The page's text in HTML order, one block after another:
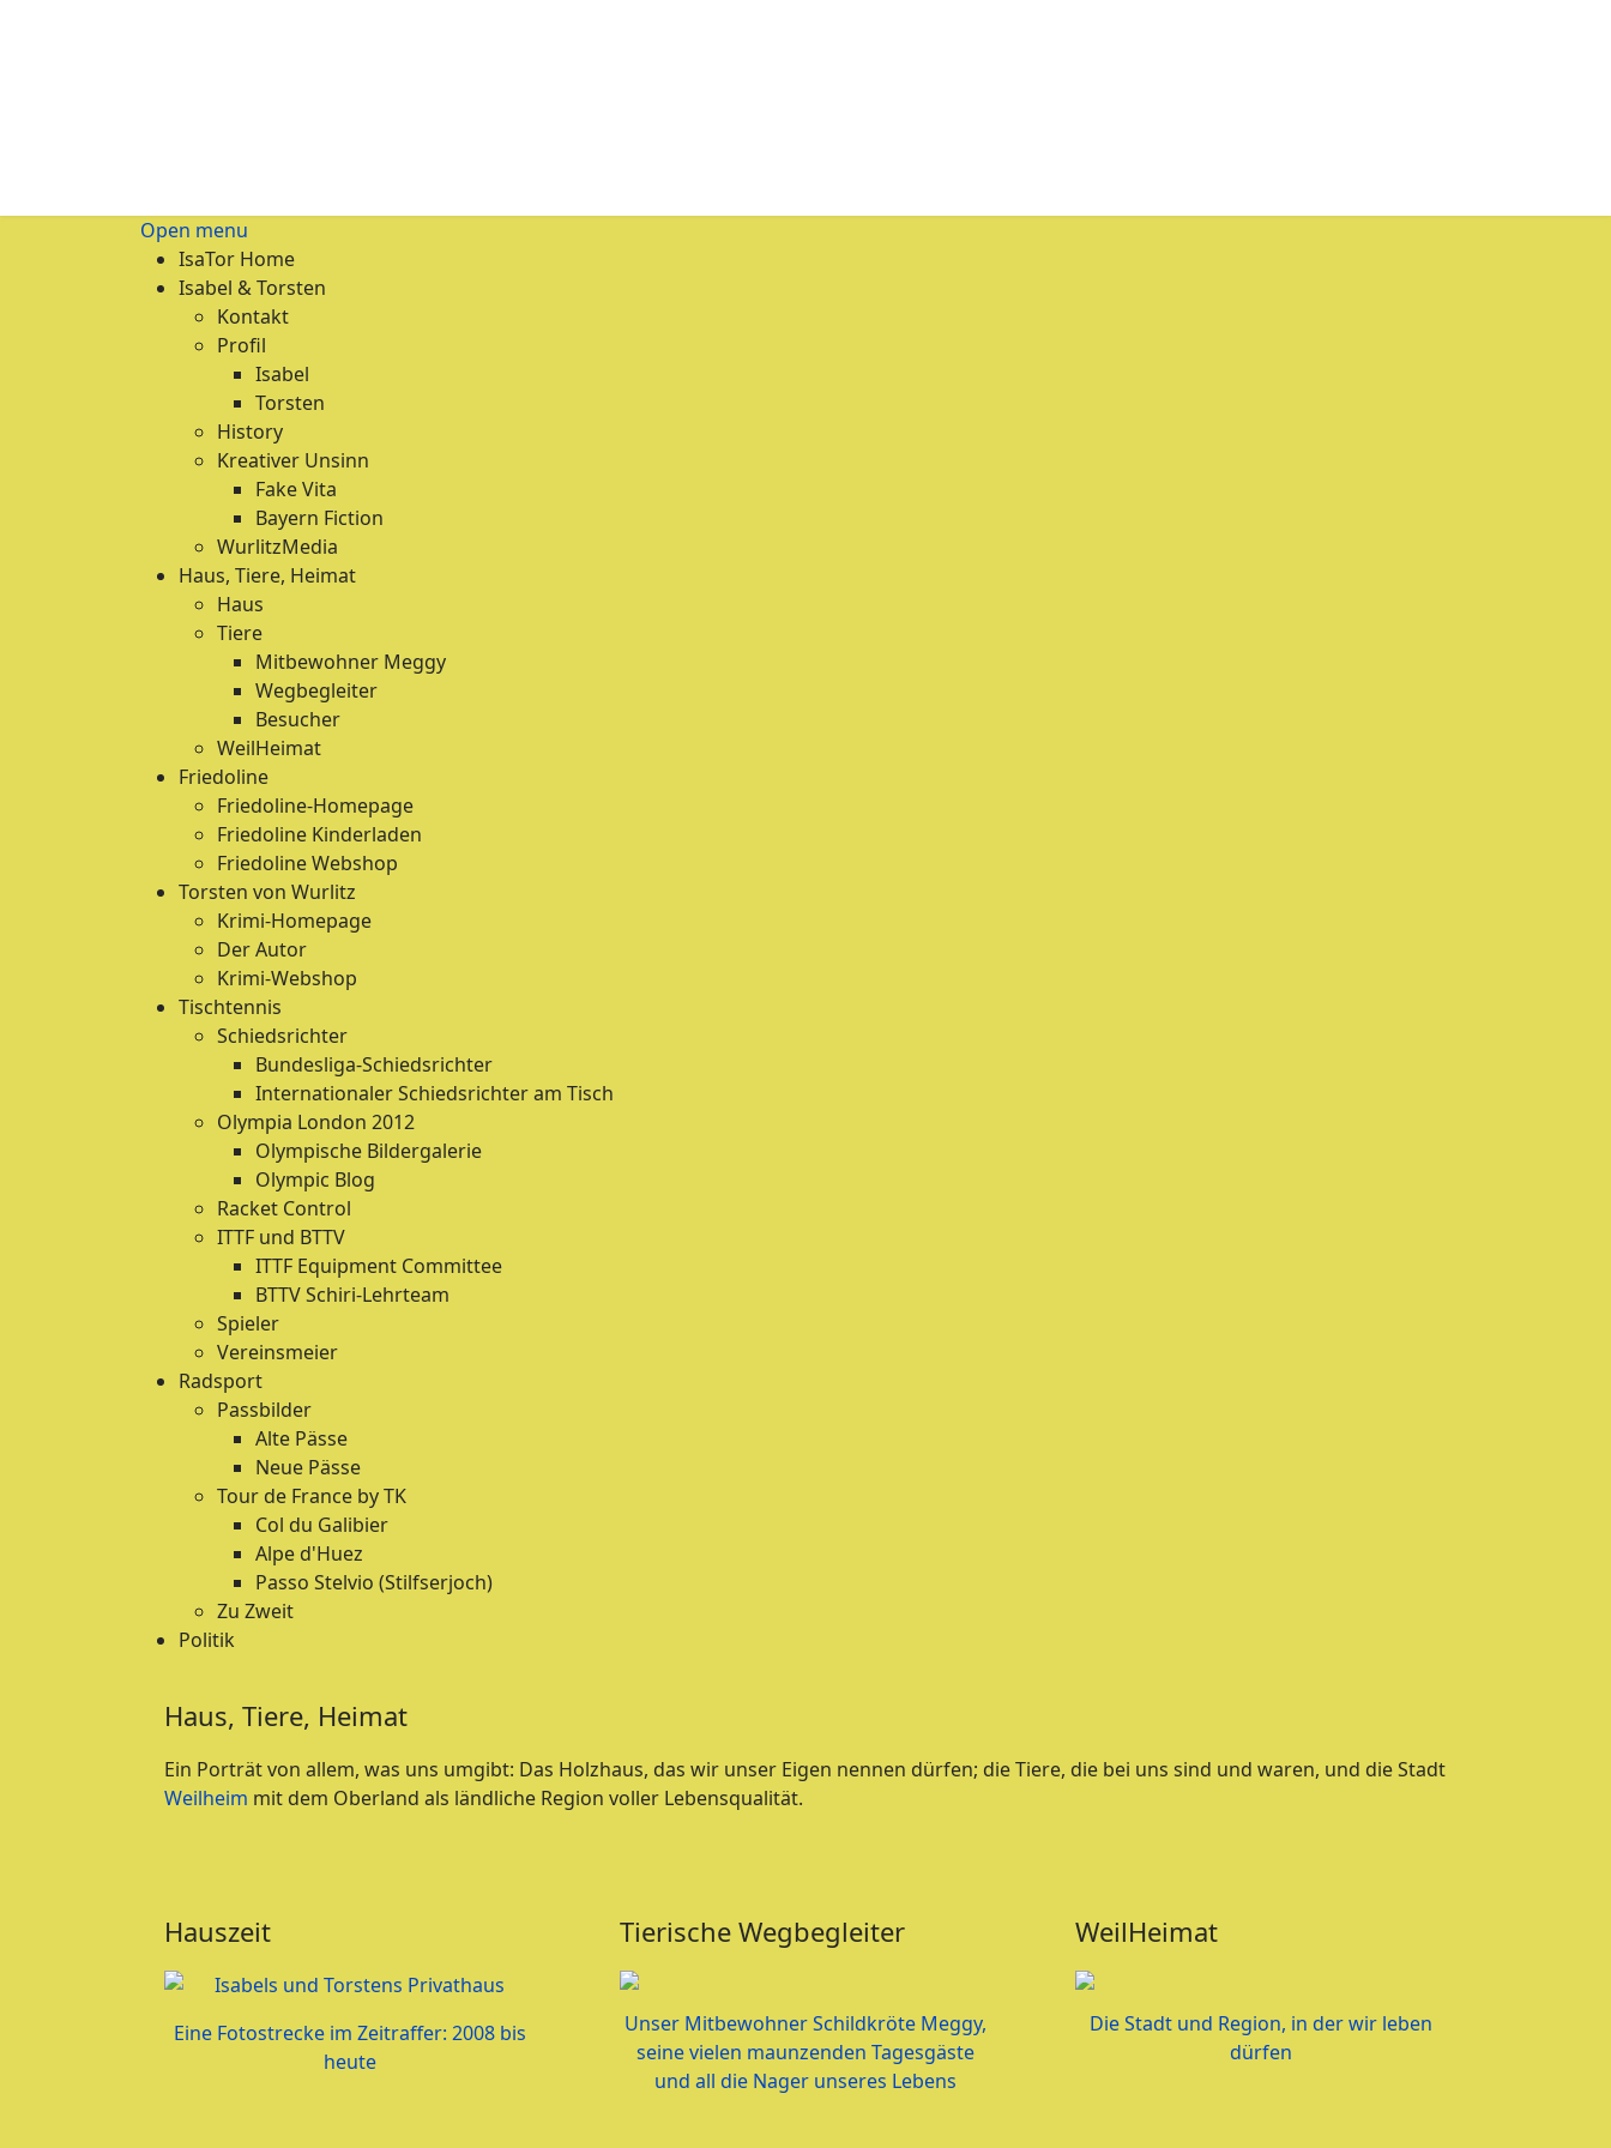
Open menu
IsaTor Home
Isabel & Torsten
Kontakt
Profil
Isabel
Torsten
History
Kreativer Unsinn
Fake Vita
Bayern Fiction
WurlitzMedia
Haus, Tiere, Heimat
Haus
Tiere
Mitbewohner Meggy
Wegbegleiter
Besucher
WeilHeimat
Friedoline
Friedoline-Homepage
Friedoline Kinderladen
Friedoline Webshop
Torsten von Wurlitz
Krimi-Homepage
Der Autor
Krimi-Webshop
Tischtennis
Schiedsrichter
Bundesliga-Schiedsrichter
Internationaler Schiedsrichter am Tisch
Olympia London 2012
Olympische Bildergalerie
Olympic Blog
Racket Control
ITTF und BTTV
ITTF Equipment Committee
BTTV Schiri-Lehrteam
Spieler
Vereinsmeier
Radsport
Passbilder
Alte Pässe
Neue Pässe
Tour de France by TK
Col du Galibier
Alpe d'Huez
Passo Stelvio (Stilfserjoch)
Zu Zweit
Politik
Haus, Tiere, Heimat
Ein Porträt von allem, was uns umgibt: Das Holzhaus, das wir unser Eigen nennen dürfen; die Tiere, die bei uns sind und waren, und die Stadt
Weilheim mit dem Oberland als ländliche Region voller Lebensqualität.
Hauszeit
Eine Fotostrecke im Zeitraffer: 2008 bis
heute
Tierische Wegbegleiter
Unser Mitbewohner Schildkröte Meggy,
seine vielen maunzenden Tagesgäste
und all die Nager unseres Lebens
WeilHeimat
Die Stadt und Region, in der wir leben
dürfen